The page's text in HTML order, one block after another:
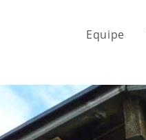
Equipe